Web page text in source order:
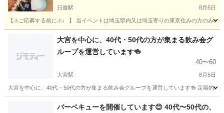
日進駅 8月5日
【⚠️ご応募する前に⚠️↓⠀】 当イベントは埼玉県内又は埼玉寄りの東京住みの方のみ
さいたま市 日進駅 その他 サークル
大宮を中心に、40代・50代の方が集まる飲み会グ
ループを運営しています🍻
40〜60
大宮駅 8月5日
大宮を中心に、40代・50代の方が集まる飲み会グループを運営しています🍻 定期的
大宮駅 その他
バーベキューを開催しています😊 40代〜50代の、